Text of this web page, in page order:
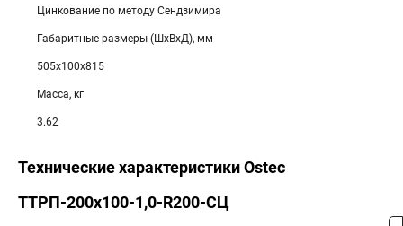
Цинкование по методу Сендзимира
Габаритные размеры (ШхВхД), мм
505х100х815
Масса, кг
3.62
Технические характеристики Ostec
ТТРП-200х100-1,0-R200-СЦ